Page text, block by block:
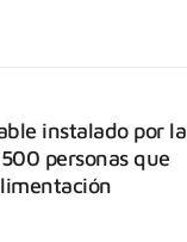
instalado por la
personas que